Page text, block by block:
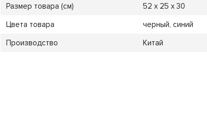
Размер товара (см)
52 х 25 х 30
Цвета товара
черный, синий
Производство
Китай